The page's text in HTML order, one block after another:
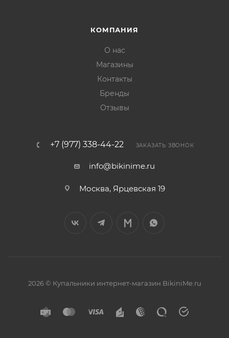
КОМПАНИЯ
О нас
Магазины
Контакты
Бренды
Отзывы
+7 (977) 338-44-22 ЗАКАЗАТЬ ЗВОНОК
info@bikinime.ru
Москва, Ярцевская 19
2026 © Купальники интернет-магазин BikiniMe.ru